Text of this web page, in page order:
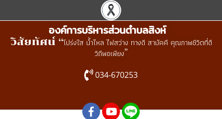
องค์การบริหารส่วนตำบลสิงห์
วิสัยทัศน์ “โปร่งใส น้ำไหล ไฟสว่าง ทางดี สามัคคี คุณภาพชีวิตที่ดี
วิถีพอเพียง”
034-670253